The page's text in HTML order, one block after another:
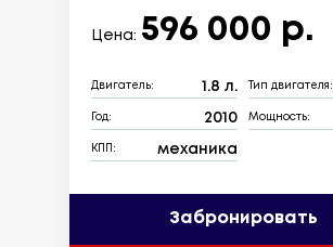
Цена: 596 000 р.
Двигатель: 1.8 л. Тип двигателя:
Год: 2010 Мощность:
КПП: механика
Забронировать